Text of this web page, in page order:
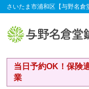
さいたま市浦和区【与野名
当日予約OK！保険
業